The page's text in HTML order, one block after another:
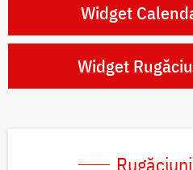
Widget
Widget